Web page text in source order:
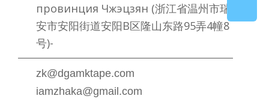
провинция Чжэцзян (浙江省温州市瑞
安市安阳街道安阳B区隆山东路95弄4幢8
号)-
zk@dgamktape.com
iamzhaka@gmail.com